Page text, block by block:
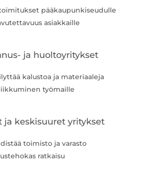
pääkaupunkiseudulle
asiakkaille
ja huoltoyritykset
kalustoa ja materiaaleja
työmaille
ja keskisuuret yritykset
toimisto ja varasto
ratkaisu